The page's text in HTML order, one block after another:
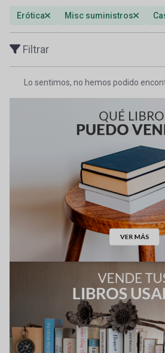
Erótica Misc suministros
Filtrar
Lo sentimos, no hemos podido